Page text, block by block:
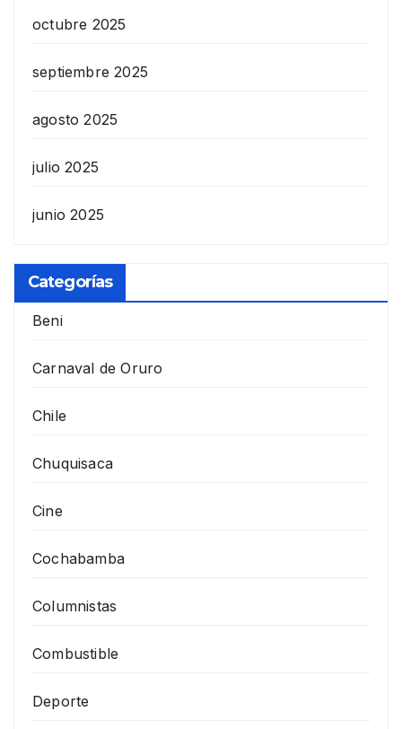
octubre 2025
septiembre 2025
agosto 2025
julio 2025
junio 2025
Categorías
Beni
Carnaval de Oruro
Chile
Chuquisaca
Cine
Cochabamba
Columnistas
Combustible
Deporte